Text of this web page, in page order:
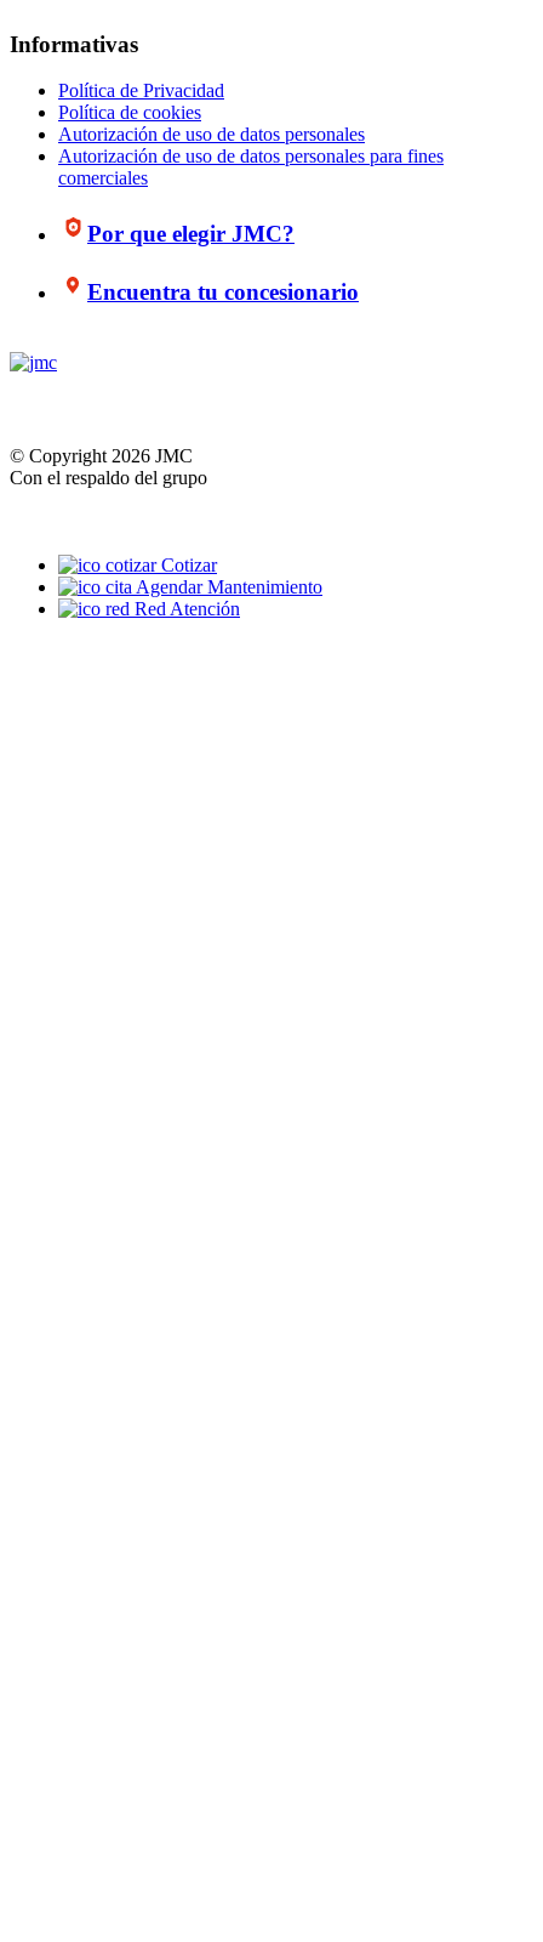
Informativas
Política de Privacidad
Política de cookies
Autorización de uso de datos personales
Autorización de uso de datos personales para fines
comerciales
Por que elegir JMC?
Encuentra tu concesionario
© Copyright 2026 JMC
Con el respaldo del grupo
Cotizar
Agendar Mantenimiento
Red Atención